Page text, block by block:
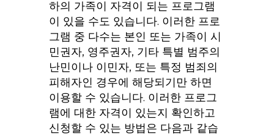
하의 가족이 자격이 되는 프로그램
이 있을 수도 있습니다. 이러한 프로
그램 중 다수는 본인 또는 가족이 시
민권자, 영주권자, 기타 특별 범주의
난민이나 이민자, 또는 특정 범죄의
피해자인 경우에 해당되기만 하면
이용할 수 있습니다. 이러한 프로그
램에 대한 자격이 있는지 확인하고
신청할 수 있는 방법은 다음과 같습